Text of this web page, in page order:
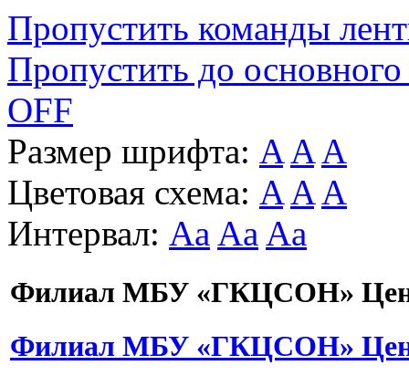
Пропустить команды
Пропустить до основного
OFF
Размер шрифта: A A A
Цветовая схема: A A A
Интервал: Aa Aa Aa
Филиал МБУ «ГКЦСОН»
Филиал МБУ «ГКЦСОН»